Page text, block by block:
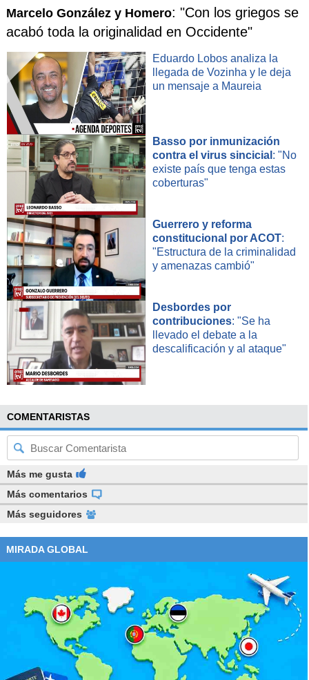
Marcelo González y Homero: "Con los griegos se
acabó toda la originalidad en Occidente"
Eduardo Lobos analiza la
llegada de Vozinha y le deja
un mensaje a Maureia
Basso por inmunización
contra el virus sincicial : "No
existe país que tenga estas
coberturas"
Guerrero y reforma
constitucional por ACOT:
"Estructura de la criminalidad
y amenazas cambió"
Desbordes por
contribuciones: "Se ha
llevado el debate a la
descalificación y al ataque"
COMENTARISTAS
Más me gusta
Más comentarios
Más seguidores
MIRADA GLOBAL